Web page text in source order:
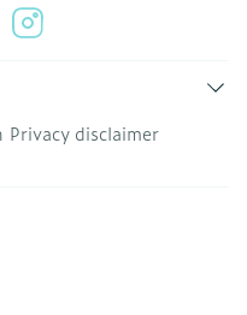
Privacy disclaimer